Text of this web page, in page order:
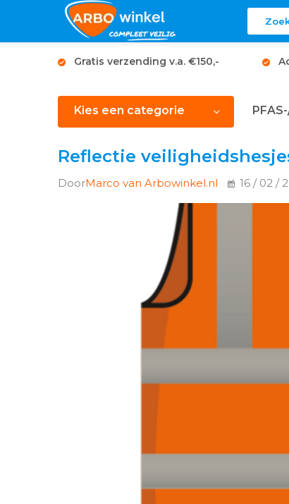
Gratis verzending v.a. €150,-
Kies een categorie
Reflectie
DoorMarco van Arbowinkel.nl 16 / 02 /